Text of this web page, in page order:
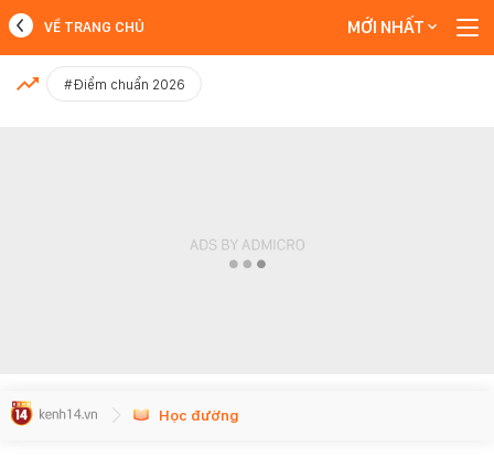
MỚI NHẤT
VỀ TRANG CHỦ MỚI NHẤT
#Điểm chuẩn 2026
Học đường